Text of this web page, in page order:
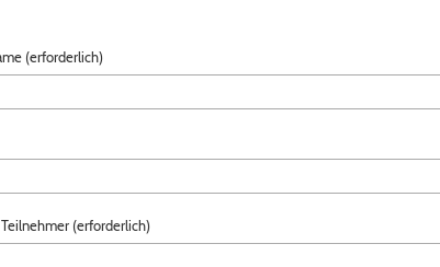
(erforderlich)
(erforderlich)